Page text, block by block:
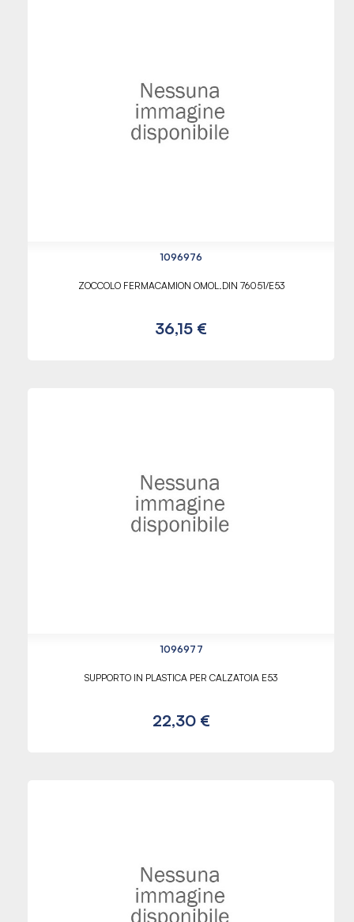
1096976
ZOCCOLO FERMACAMION OMOL.DIN 76051/E53
36,15 €
1096977
SUPPORTO IN PLASTICA PER CALZATOIA E53
22,30 €